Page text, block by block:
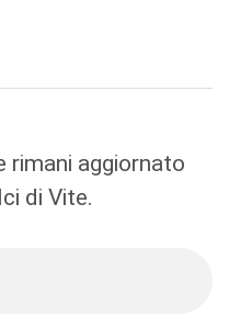
aggiornato
di Vite.